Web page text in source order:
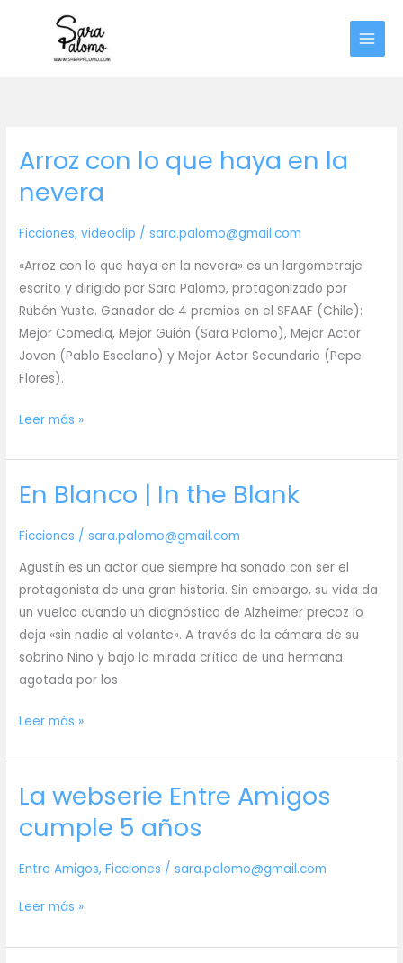
contenido
Arroz con lo que haya en la
nevera
Ficciones,videoclip /sara.palomo@gmail.com
«Arroz con lo que haya en la nevera» es un largometraje
escrito y dirigido por Sara Palomo, protagonizado por
Rubén Yuste. Ganador de 4 premios en el SFAAF (Chile):
Mejor Comedia, Mejor Guión (Sara Palomo), Mejor Actor
Joven (Pablo Escolano) y Mejor Actor Secundario (Pepe
Flores).
Arroz
lo
que
haya
en
nevera
Leer más »
En Blanco | In the Blank
Ficciones /sara.palomo@gmail.com
Agustín es un actor que siempre ha soñado con ser el
protagonista de una gran historia. Sin embargo, su vida da
un vuelco cuando un diagnóstico de Alzheimer precoz lo
deja «sin nadie al volante». A través de la cámara de su
sobrino Nino y bajo la mirada crítica de una hermana
agotada por los
En
|
In
the
Blank
Leer más »
La webserie Entre Amigos
cumple 5 años
Entre Amigos,Ficciones /sara.palomo@gmail.com
La
Entre
Leer más »